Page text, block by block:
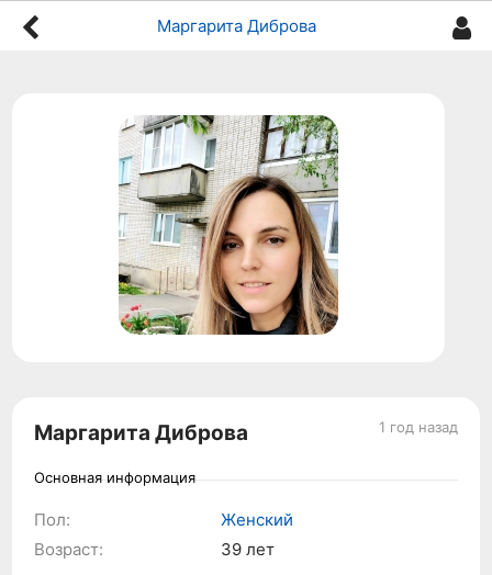
Маргарита Диброва
1 год назад
Маргарита Диброва
Основная информация
Пол:
Женский
Возраст:
39 лет